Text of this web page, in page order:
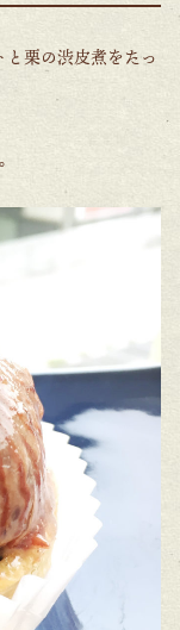
栗の渋皮煮をたっ